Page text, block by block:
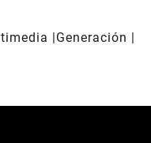
Generación